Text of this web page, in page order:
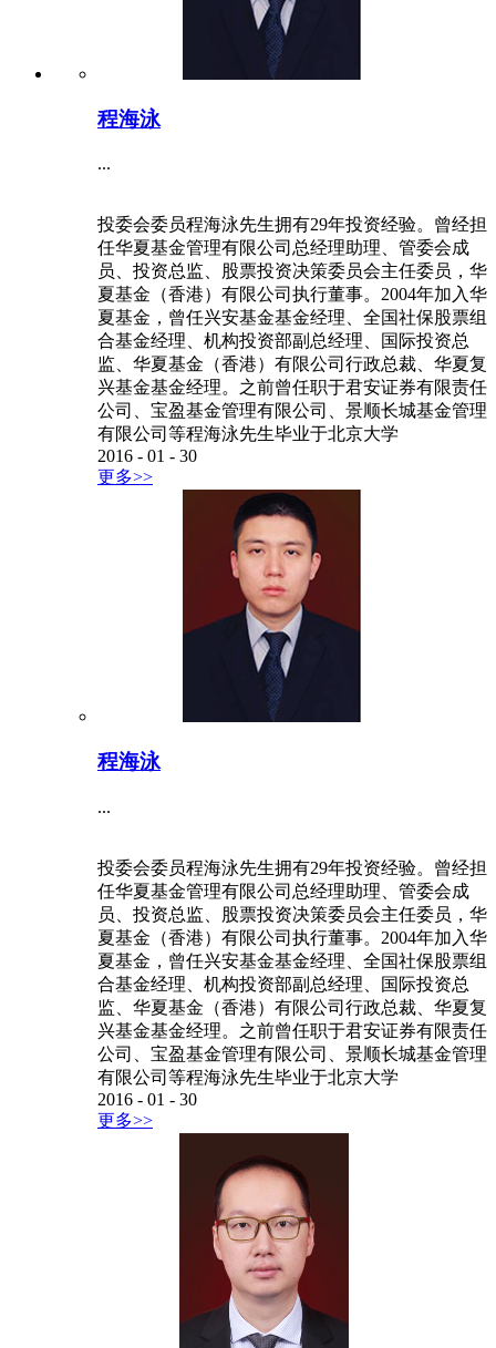
程海泳
...
投委会委员程海泳先生拥有29年投资经验。曾经担
任华夏基金管理有限公司总经理助理、管委会成
员、投资总监、股票投资决策委员会主任委员，华
夏基金（香港）有限公司执行董事。2004年加入华
夏基金，曾任兴安基金基金经理、全国社保股票组
合基金经理、机构投资部副总经理、国际投资总
监、华夏基金（香港）有限公司行政总裁、华夏复
兴基金基金经理。之前曾任职于君安证券有限责任
公司、宝盈基金管理有限公司、景顺长城基金管理
有限公司等程海泳先生毕业于北京大学
2016 - 01 - 30
更多>>
程海泳
...
投委会委员程海泳先生拥有29年投资经验。曾经担
任华夏基金管理有限公司总经理助理、管委会成
员、投资总监、股票投资决策委员会主任委员，华
夏基金（香港）有限公司执行董事。2004年加入华
夏基金，曾任兴安基金基金经理、全国社保股票组
合基金经理、机构投资部副总经理、国际投资总
监、华夏基金（香港）有限公司行政总裁、华夏复
兴基金基金经理。之前曾任职于君安证券有限责任
公司、宝盈基金管理有限公司、景顺长城基金管理
有限公司等程海泳先生毕业于北京大学
2016 - 01 - 30
更多>>